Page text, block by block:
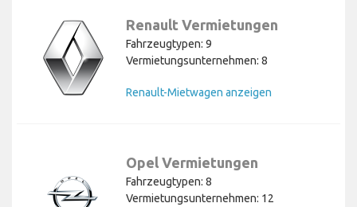
Renault Vermietungen
Fahrzeugtypen: 9
Vermietungsunternehmen: 8
Renault-Mietwagen anzeigen
Opel Vermietungen
Fahrzeugtypen: 8
Vermietungsunternehmen: 12